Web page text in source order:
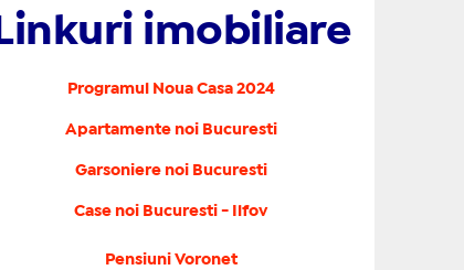
Linkuri imobiliare
Programul Noua Casa 2024
Apartamente noi Bucuresti
Garsoniere noi Bucuresti
Case noi Bucuresti - Ilfov
Pensiuni Voronet